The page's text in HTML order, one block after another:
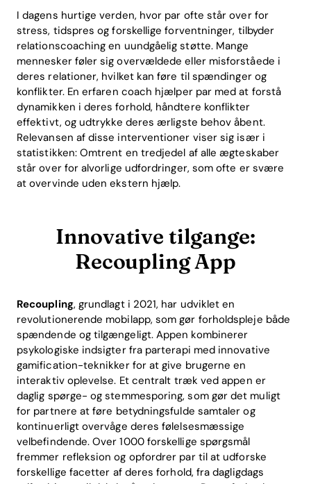
I dagens hurtige verden, hvor par ofte står over for
stress, tidspres og forskellige forventninger, tilbyder
relationscoaching en uundgåelig støtte. Mange
mennesker føler sig overvældede eller misforståede i
deres relationer, hvilket kan føre til spændinger og
konflikter. En erfaren coach hjælper par med at forstå
dynamikken i deres forhold, håndtere konflikter
effektivt, og udtrykke deres ærligste behov åbent.
Relevansen af disse interventioner viser sig især i
statistikken: Omtrent en tredjedel af alle ægteskaber
står over for alvorlige udfordringer, som ofte er svære
at overvinde uden ekstern hjælp.
Innovative tilgange:
Recoupling App
Recoupling, grundlagt i 2021, har udviklet en
revolutionerende mobilapp, som gør forholdspleje både
spændende og tilgængeligt. Appen kombinerer
psykologiske indsigter fra parterapi med innovative
gamification-teknikker for at give brugerne en
interaktiv oplevelse. Et centralt træk ved appen er
daglig spørge- og stemmesporing, som gør det muligt
for partnere at føre betydningsfulde samtaler og
kontinuerligt overvåge deres følelsesmæssige
velbefindende. Over 1000 forskellige spørgsmål
fremmer refleksion og opfordrer par til at udforske
forskellige facetter af deres forhold, fra dagligdags